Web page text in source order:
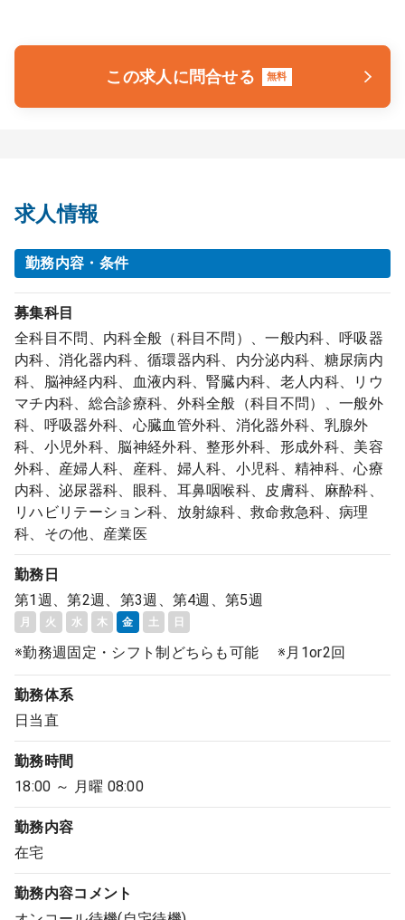
この求人に問合せる 無料
求人情報
勤務内容・条件
募集科目
全科目不問、内科全般（科目不問）、一般内科、呼吸器
内科、消化器内科、循環器内科、内分泌内科、糖尿病内
科、脳神経内科、血液内科、腎臓内科、老人内科、リウ
マチ内科、総合診療科、外科全般（科目不問）、一般外
科、呼吸器外科、心臓血管外科、消化器外科、乳腺外
科、小児外科、脳神経外科、整形外科、形成外科、美容
外科、産婦人科、産科、婦人科、小児科、精神科、心療
内科、泌尿器科、眼科、耳鼻咽喉科、皮膚科、麻酔科、
リハビリテーション科、放射線科、救命救急科、病理
科、その他、産業医
勤務日
第1週、第2週、第3週、第4週、第5週
月 火 水 木 金 土 日
※勤務週固定・シフト制どちらも可能 ※月1or2回
勤務体系
日当直
勤務時間
18:00 ～ 月曜 08:00
勤務内容
在宅
勤務内容コメント